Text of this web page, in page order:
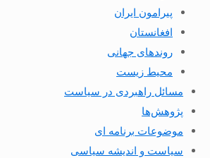
پیرامون ایران
افغانستان
روندهای جهانی
محیط زیست
مسائل راهبردی در سیاست
پژوهش‌ها
موضوعات برنامه ای
سیاست و اندیشه سیاسی